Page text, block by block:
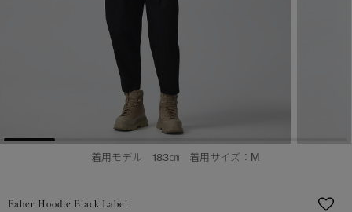
メイドインジャパンTシャツ
アウターウェア
アパレル
アクセサリー
フットウェア
メイドインジャパンTシャツ
アウターウェア
アパレル
アクセサリー
フットウェア
着用モデル 183㎝ 着用サイズ：M
Faber Hoodie Black Label